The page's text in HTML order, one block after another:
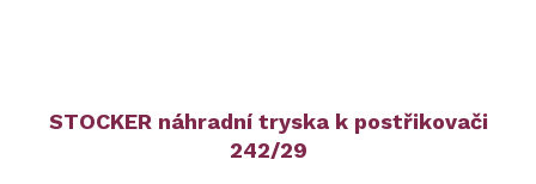
STOCKER náhradní tryska k postřikovači
242/29